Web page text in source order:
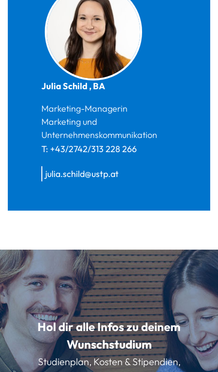
JuliaSchild ,BA
Marketing-Managerin
Marketing und
Unternehmenskommunikation
T: +43/2742/313 228 266
julia.schild@ustp.at
Hol dir alle Infos zu deinem
Wunschstudium
Studienplan, Kosten & Stipendien,